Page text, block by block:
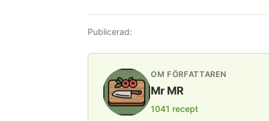
Publicerad:
OM FÖRFATTAREN
Mr MR
1041 recept